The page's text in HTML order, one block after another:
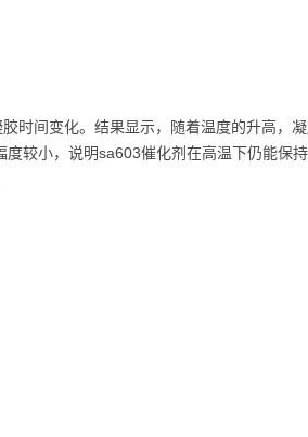
时间变化。结果显示，随着温度的升高，
较小，说明sa603催化剂在高温下仍能保持